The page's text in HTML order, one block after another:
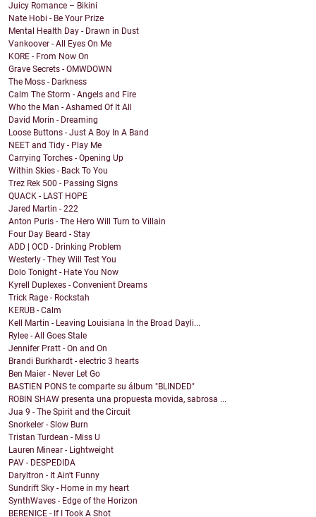
Juicy Romance – Bikini
Nate Hobi - Be Your Prize
Mental Health Day - Drawn in Dust
Vankoover - All Eyes On Me
KORE - From Now On
Grave Secrets - OMWDOWN
The Moss - Darkness
Calm The Storm - Angels and Fire
Who the Man - Ashamed Of It All
David Morin - Dreaming
Loose Buttons - Just A Boy In A Band
NEET and Tidy - Play Me
Carrying Torches - Opening Up
Within Skies - Back To You
Trez Rek 500 - Passing Signs
QUACK - LAST HOPE
Jared Martin - 222
Anton Puris - The Hero Will Turn to Villain
Four Day Beard - Stay
ADD | OCD - Drinking Problem
Westerly - They Will Test You
Dolo Tonight - Hate You Now
Kyrell Duplexes - Convenient Dreams
Trick Rage - Rockstah
KERUB - Calm
Kell Martin - Leaving Louisiana In the Broad Dayli...
Rylee - All Goes Stale
Jennifer Pratt - On and On
Brandi Burkhardt - electric 3 hearts
Ben Maier - Never Let Go
BASTIEN PONS te comparte su álbum "BLINDED"
ROBIN SHAW presenta una propuesta movida, sabrosa ...
Jua 9 - The Spirit and the Circuit
Snorkeler - Slow Burn
Tristan Turdean - Miss U
Lauren Minear - Lightweight
PAV - DESPEDIDA
Daryltron - It Ain't Funny
Sundrift Sky - Home in my heart
SynthWaves - Edge of the Horizon
BERENICE - If I Took A Shot